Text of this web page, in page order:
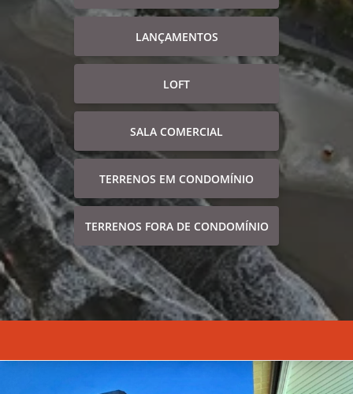
LANÇAMENTOS
LOFT
SALA COMERCIAL
TERRENOS EM CONDOMÍNIO
TERRENOS FORA DE CONDOMÍNIO